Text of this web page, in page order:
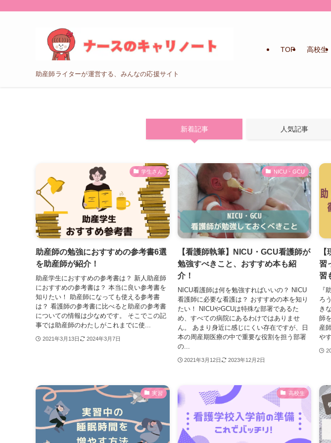
助産師ライターが運営する、みんなの応援サイト
TOP 高校生
新着記事 人気記事
学生さん
助産師の勉強におすすめの参考書6選
を助産師が紹介！
助産学生におすすめの参考書は？ 新人助産師
におすすめの参考書は？ 本当に良い参考書を
知りたい！ 助産師になっても使える参考書
は？ 看護師の参考書に比べると助産の参考書
についての情報は少なめです。 そこでこの記
事では助産師のわたしがこれまでに使...
2021年3月13日 2024年3月7日
NICU・GCU
【看護師執筆】NICU・GCU看護師が
勉強すべきこと、おすすめ本も紹
介！
NICU看護師は何を勉強すればいいの？ NICU
看護師に必要な看護は？ おすすめの本を知り
たい！ NICUやGCUは特殊な部署であるた
め、すべての病院にあるわけではありませ
ん。 あまり身近に感じにくい存在ですが、日
本の周産期医療の中で重要な役割を担う部署
の...
2021年3月12日 2023年12月2日
習
習
『
ろ
き
師
産
や
実習 高校生